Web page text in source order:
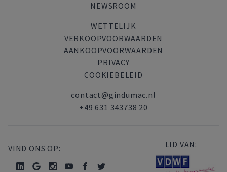
NEWSROOM
WETTELIJK
VERKOOPVOORWAARDEN
AANKOOPVOORWAARDEN
PRIVACY
COOKIEBELEID
contact@gindumac.nl
+49 631 343738 20
VIND ONS OP: LID VAN: